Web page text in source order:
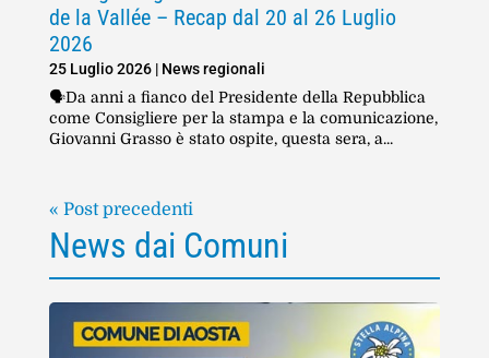
de la Vallée – Recap dal 20 al 26 Luglio
2026
25 Luglio 2026| News regionali
🗣️Da anni a fianco del Presidente della Repubblica
come Consigliere per la stampa e la comunicazione,
Giovanni Grasso è stato ospite, questa sera, a...
« Post precedenti
News dai Comuni